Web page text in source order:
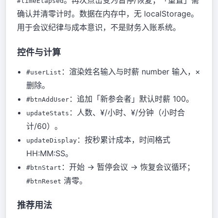
确认并清零计时。数据在内存中，无 localStorage。
用于会议纪律与成本意识，不是财务入账系统。
控件与计算
#userList ：渲染姓名输入与时薪 number 输入，×
删除。
#btnAddUser：追加「新参会者」默认时薪 100。
updateStats ：人数、¥/小时、¥/分钟（小时合
计/60）。
updateDisplay：按秒累计成本，时间格式
HH:MM:SS。
#btnStart ：开始 → 暂停会议 → 恢复会议循环；
#btnReset 清零。
推荐用法